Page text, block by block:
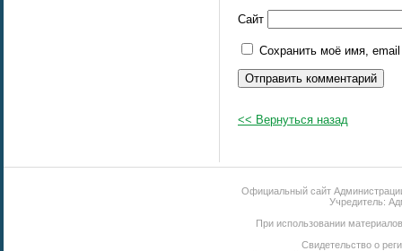
Сайт
Сохранить моё имя,
<< Вернуться назад
Официальный сайт
Учредитель:
При использовании
Свидетельство о